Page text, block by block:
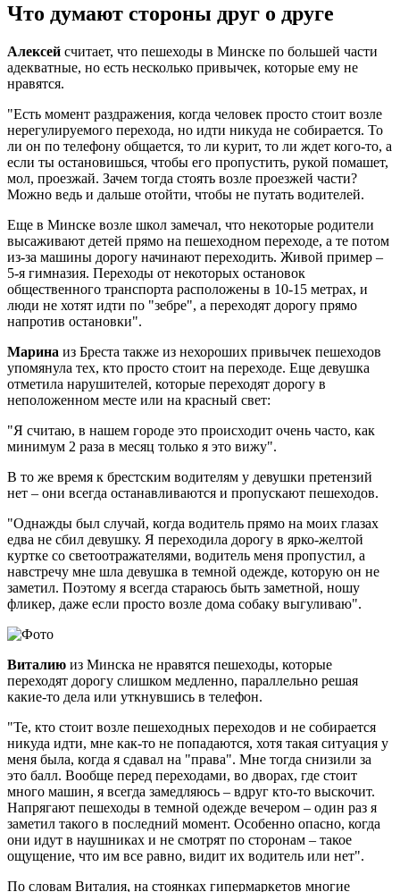
Что думают стороны друг о друге
Алексей считает, что пешеходы в Минске по большей части
адекватные, но есть несколько привычек, которые ему не
нравятся.
"Есть момент раздражения, когда человек просто стоит возле
нерегулируемого перехода, но идти никуда не собирается. То
ли он по телефону общается, то ли курит, то ли ждет кого-то, а
если ты остановишься, чтобы его пропустить, рукой помашет,
мол, проезжай. Зачем тогда стоять возле проезжей части?
Можно ведь и дальше отойти, чтобы не путать водителей.
Еще в Минске возле школ замечал, что некоторые родители
высаживают детей прямо на пешеходном переходе, а те потом
из-за машины дорогу начинают переходить. Живой пример –
5-я гимназия. Переходы от некоторых остановок
общественного транспорта расположены в 10-15 метрах, и
люди не хотят идти по "зебре", а переходят дорогу прямо
напротив остановки".
Марина из Бреста также из нехороших привычек пешеходов
упомянула тех, кто просто стоит на переходе. Еще девушка
отметила нарушителей, которые переходят дорогу в
неположенном месте или на красный свет:
"Я считаю, в нашем городе это происходит очень часто, как
минимум 2 раза в месяц только я это вижу".
В то же время к брестским водителям у девушки претензий
нет – они всегда останавливаются и пропускают пешеходов.
"Однажды был случай, когда водитель прямо на моих глазах
едва не сбил девушку. Я переходила дорогу в ярко-желтой
куртке со светоотражателями, водитель меня пропустил, а
навстречу мне шла девушка в темной одежде, которую он не
заметил. Поэтому я всегда стараюсь быть заметной, ношу
фликер, даже если просто возле дома собаку выгуливаю".
Виталию из Минска не нравятся пешеходы, которые
переходят дорогу слишком медленно, параллельно решая
какие-то дела или уткнувшись в телефон.
"Те, кто стоит возле пешеходных переходов и не собирается
никуда идти, мне как-то не попадаются, хотя такая ситуация у
меня была, когда я сдавал на "права". Мне тогда снизили за
это балл. Вообще перед переходами, во дворах, где стоит
много машин, я всегда замедляюсь – вдруг кто-то выскочит.
Напрягают пешеходы в темной одежде вечером – один раз я
заметил такого в последний момент. Особенно опасно, когда
они идут в наушниках и не смотрят по сторонам – такое
ощущение, что им все равно, видит их водитель или нет".
По словам Виталия, на стоянках гипермаркетов многие